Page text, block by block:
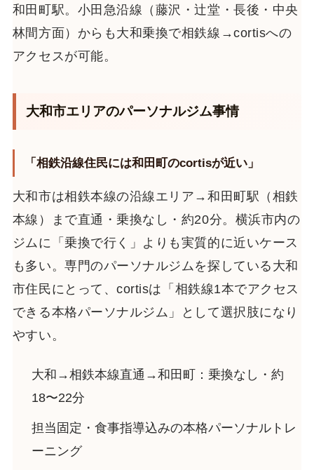
和田町駅。小田急沿線（藤沢・辻堂・長後・中央
林間方面）からも大和乗換で相鉄線→cortisへの
アクセスが可能。
大和市エリアのパーソナルジム事情
「相鉄沿線住民には和田町のcortisが近い」
大和市は相鉄本線の沿線エリア→和田町駅（相鉄
本線）まで直通・乗換なし・約20分。横浜市内の
ジムに「乗換で行く」よりも実質的に近いケース
も多い。専門のパーソナルジムを探している大和
市住民にとって、cortisは「相鉄線1本でアクセス
できる本格パーソナルジム」として選択肢になり
やすい。
大和→相鉄本線直通→和田町：乗換なし・約
18〜22分
担当固定・食事指導込みの本格パーソナルトレ
ーニング